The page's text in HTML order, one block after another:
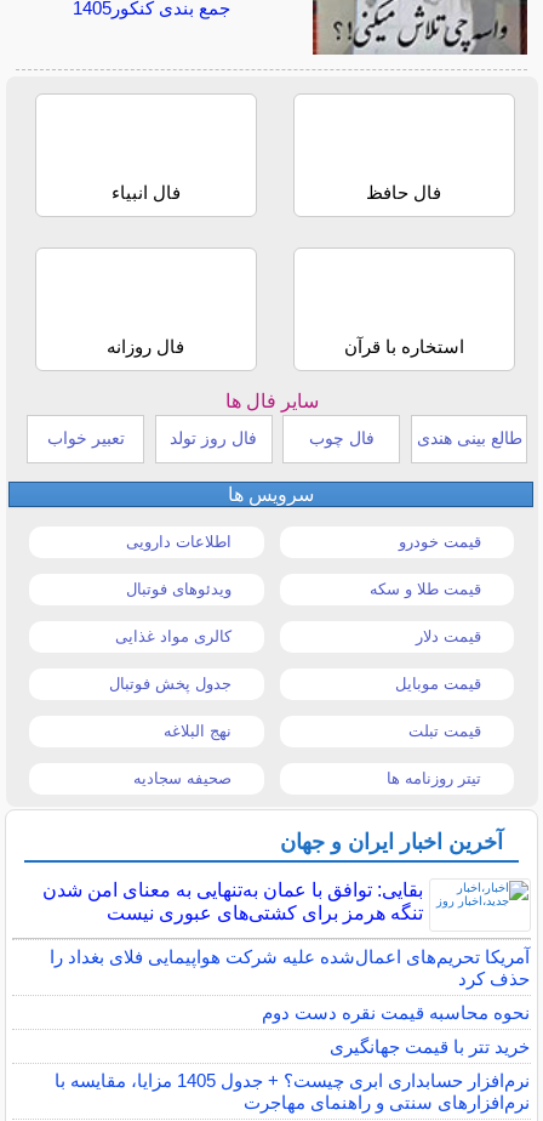
جمع بندی کنکور1405
فال حافظ فال انبیاء
استخاره با قرآن فال روزانه
سایر فال ها
طالع بینی هندی فال چوب فال روز تولد تعبیر خواب
سرویس ها
قیمت خودرو اطلاعات دارویی
قیمت طلا و سکه ویدئوهای فوتبال
قیمت دلار کالری مواد غذایی
قیمت موبایل جدول پخش فوتبال
قیمت تبلت نهج البلاغه
تیتر روزنامه ها صحیفه سجادیه
آخرین اخبار ایران و جهان
بقایی: توافق با عمان به‌تنهایی به معنای امن شدن
تنگه هرمز برای کشتی‌های عبوری نیست
آمریکا تحریم‌های اعمال‌شده علیه شرکت هواپیمایی فلای بغداد را
حذف کرد
نحوه محاسبه قیمت نقره دست دوم
خرید تتر با قیمت جهانگیری
نرم‌افزار حسابداری ابری چیست؟ + جدول 1405 مزایا، مقایسه با
نرم‌افزارهای سنتی و راهنمای مهاجرت